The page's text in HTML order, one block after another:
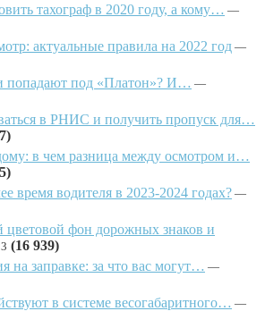
тахограф в 2020 году, а кому…
актуальные правила на 2022 год
попадают под «Платон»? И…
в РНИС и получить пропуск для…
в чем разница между осмотром и…
время водителя в 2023-2024 годах?
цветовой фон дорожных знаков и
(16 939)
на заправке: за что вас могут…
в системе весогабаритного…